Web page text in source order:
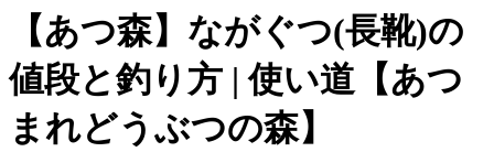
【あつ森】ながぐつ(長靴)の
値段と釣り方 | 使い道【あつ
まれどうぶつの森】